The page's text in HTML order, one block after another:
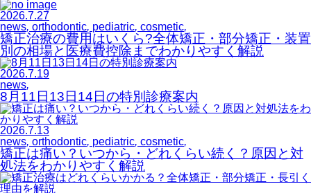
2026.7.27
news, orthodontic, pediatric, cosmetic,
矯正治療の費用はいくら?全体矯正・部分矯正・装置
別の相場と医療費控除までわかりやすく解説
2026.7.19
news,
8月11日13日14日の特別診療案内
2026.7.13
news, orthodontic, pediatric, cosmetic,
矯正は痛い？いつから・どれくらい続く？原因と対
処法をわかりやすく解説